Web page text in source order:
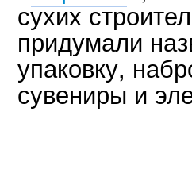
сухих
придумали
упаковку,
сувениры и